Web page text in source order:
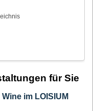
für Sie
im LOISIUM